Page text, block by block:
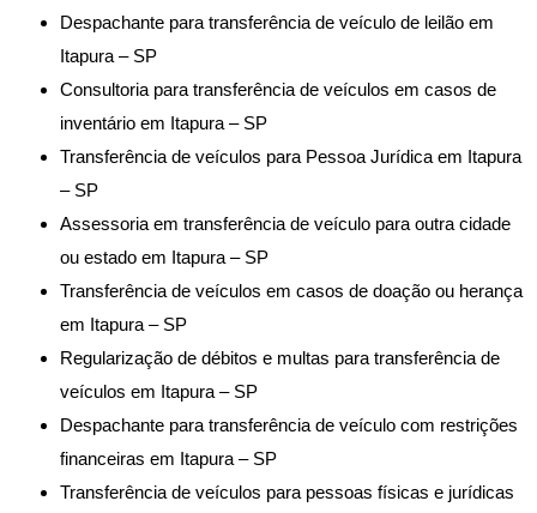
Despachante para transferência de veículo de leilão em
Itapura – SP
Consultoria para transferência de veículos em casos de
inventário em Itapura – SP
Transferência de veículos para Pessoa Jurídica em Itapura
– SP
Assessoria em transferência de veículo para outra cidade
ou estado em Itapura – SP
Transferência de veículos em casos de doação ou herança
em Itapura – SP
Regularização de débitos e multas para transferência de
veículos em Itapura – SP
Despachante para transferência de veículo com restrições
financeiras em Itapura – SP
Transferência de veículos para pessoas físicas e jurídicas